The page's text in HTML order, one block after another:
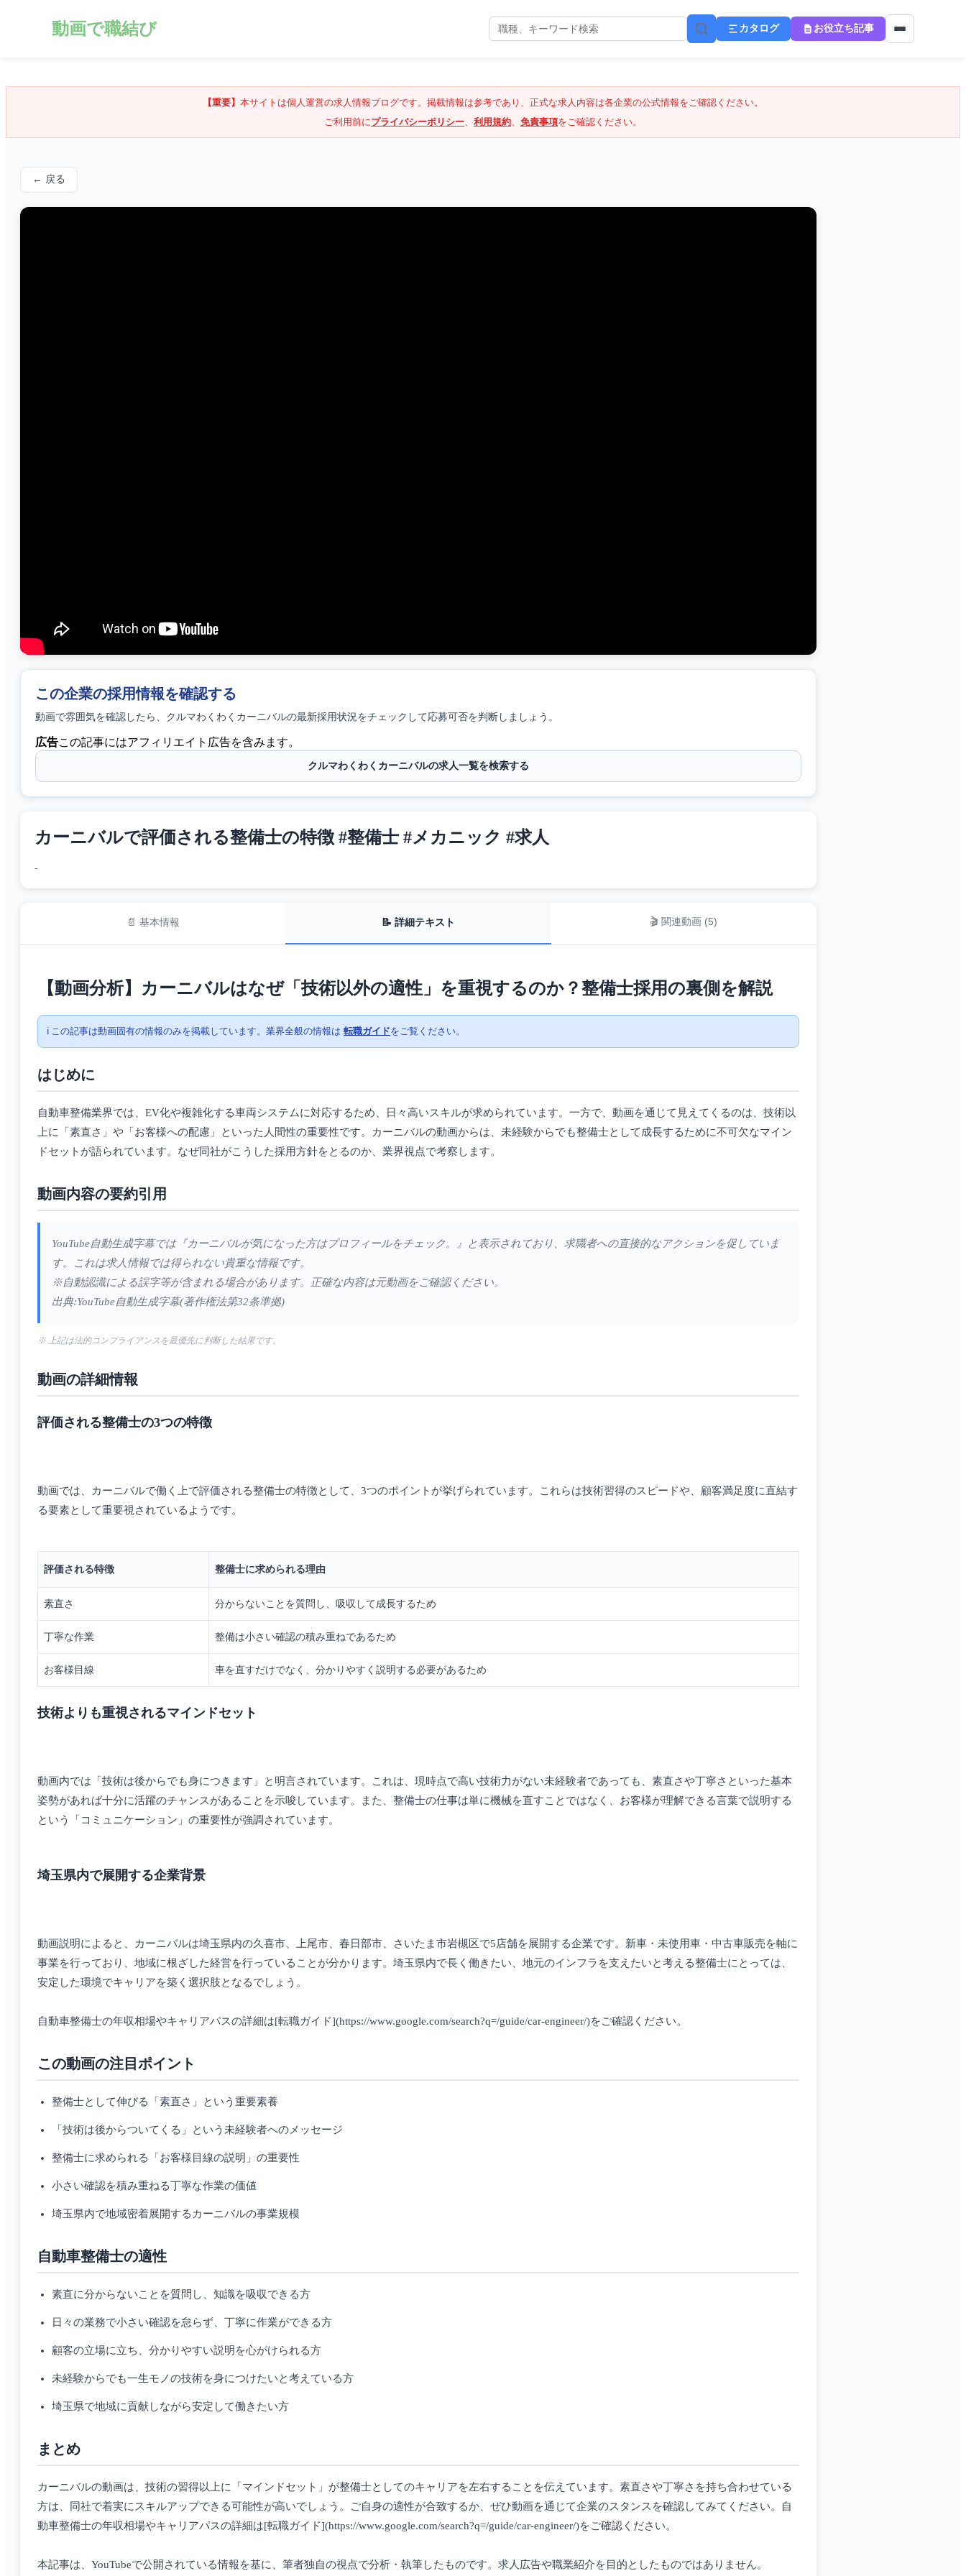
動画で職結び カタログ お役立ち記事
【重要】 本サイトは個人運営の求人情報ブログです。掲載情報は参考であり、正式な求人内容は各企業の公式情報をご確認ください。
ご利用前にプライバシーポリシー、 利用規約、 免責事項をご確認ください。
← 戻る
この企業の採用情報を確認する
動画で雰囲気を確認したら、 クルマわくわくカーニバルの最新採用状況をチェックして応募可否を判断しましょう。
広告この記事にはアフィリエイト広告を含みます。
クルマわくわくカーニバルの求人一覧を検索する
カーニバルで評価される整備士の特徴 #整備士 #メカニック #求人
-
📄 基本情報 📝 詳細テキスト 🎬 関連動画 (5)
【動画分析】カーニバルはなぜ「技術以外の適性」を重視するのか？整備士採用の裏側を解説
ℹ️ この記事は動画固有の情報のみを掲載しています。業界全般の情報は 転職ガイドをご覧ください。
はじめに
自動車整備業界では、EV化や複雑化する車両システムに対応するため、日々高いスキルが求められています。一方で、動画を通じて見えてくるのは、技術以
上に「素直さ」や「お客様への配慮」といった人間性の重要性です。カーニバルの動画からは、未経験からでも整備士として成長するために不可欠なマイン
ドセットが語られています。なぜ同社がこうした採用方針をとるのか、業界視点で考察します。
動画内容の要約引用
YouTube自動生成字幕では『カーニバルが気になった方はプロフィールをチェック。』と表示されており、求職者への直接的なアクションを促していま
す。これは求人情報では得られない貴重な情報です。
※自動認識による誤字等が含まれる場合があります。正確な内容は元動画をご確認ください。
出典:YouTube自動生成字幕(著作権法第32条準拠)
※ 上記は法的コンプライアンスを最優先に判断した結果です。
動画の詳細情報
評価される整備士の3つの特徴
動画では、カーニバルで働く上で評価される整備士の特徴として、3つのポイントが挙げられています。これらは技術習得のスピードや、顧客満足度に直結す
る要素として重要視されているようです。
評価される特徴 整備士に求められる理由
素直さ 分からないことを質問し、吸収して成長するため
丁寧な作業 整備は小さい確認の積み重ねであるため
お客様目線 車を直すだけでなく、分かりやすく説明する必要があるため
技術よりも重視されるマインドセット
動画内では「技術は後からでも身につきます」と明言されています。これは、現時点で高い技術力がない未経験者であっても、素直さや丁寧さといった基本
姿勢があれば十分に活躍のチャンスがあることを示唆しています。また、整備士の仕事は単に機械を直すことではなく、お客様が理解できる言葉で説明する
という「コミュニケーション」の重要性が強調されています。
埼玉県内で展開する企業背景
動画説明によると、カーニバルは埼玉県内の久喜市、上尾市、春日部市、さいたま市岩槻区で5店舗を展開する企業です。新車・未使用車・中古車販売を軸に
事業を行っており、地域に根ざした経営を行っていることが分かります。埼玉県内で長く働きたい、地元のインフラを支えたいと考える整備士にとっては、
安定した環境でキャリアを築く選択肢となるでしょう。
自動車整備士の年収相場やキャリアパスの詳細は[転職ガイド](https://www.google.com/search?q=/guide/car-engineer/)をご確認ください。
この動画の注目ポイント
整備士として伸びる「素直さ」という重要素養
「技術は後からついてくる」という未経験者へのメッセージ
整備士に求められる「お客様目線の説明」の重要性
小さい確認を積み重ねる丁寧な作業の価値
埼玉県内で地域密着展開するカーニバルの事業規模
自動車整備士の適性
素直に分からないことを質問し、知識を吸収できる方
日々の業務で小さい確認を怠らず、丁寧に作業ができる方
顧客の立場に立ち、分かりやすい説明を心がけられる方
未経験からでも一生モノの技術を身につけたいと考えている方
埼玉県で地域に貢献しながら安定して働きたい方
まとめ
カーニバルの動画は、技術の習得以上に「マインドセット」が整備士としてのキャリアを左右することを伝えています。素直さや丁寧さを持ち合わせている
方は、同社で着実にスキルアップできる可能性が高いでしょう。ご自身の適性が合致するか、ぜひ動画を通じて企業のスタンスを確認してみてください。自
動車整備士の年収相場やキャリアパスの詳細は[転職ガイド](https://www.google.com/search?q=/guide/car-engineer/)をご確認ください。
本記事は、YouTubeで公開されている情報を基に、筆者独自の視点で分析・執筆したものです。求人広告や職業紹介を目的としたものではありません。